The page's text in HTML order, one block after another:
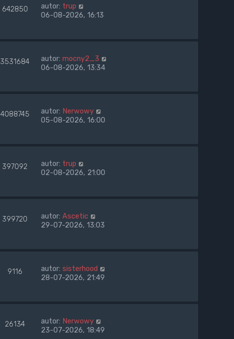
642850 autor: trup
06-08-2026, 16:13
3531684 autor: mocny2_3
06-08-2026, 13:34
4088745 autor: Nerwowy
05-08-2026, 16:00
397092 autor: trup
02-08-2026, 21:00
399720 autor: Ascetic
29-07-2026, 13:03
9116 autor: sisterhood
28-07-2026, 21:49
26134 autor: Nerwowy
23-07-2026, 18:49